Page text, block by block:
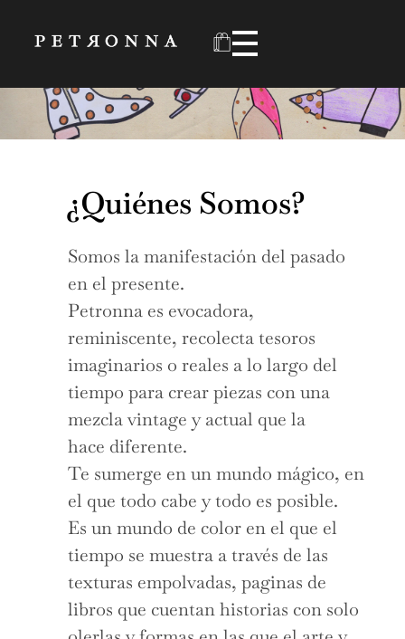
¿Quiénes Somos?
Somos la manifestación del pasado
en el presente.
Petronna es evocadora,
reminiscente, recolecta tesoros
imaginarios o reales a lo largo del
tiempo para crear piezas con una
mezcla vintage y actual que la
hace diferente.
Te sumerge en un mundo mágico, en
el que todo cabe y todo es posible.
Es un mundo de color en el que el
tiempo se muestra a través de las
texturas empolvadas, paginas de
libros que cuentan historias con solo